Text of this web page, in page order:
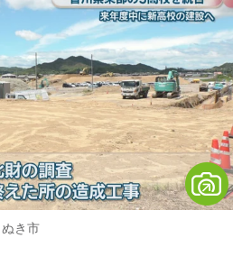
ぬき市